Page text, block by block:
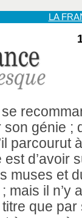
LA
son génie ;
parcourut
d’avoir
muses et
; mais il
titre que